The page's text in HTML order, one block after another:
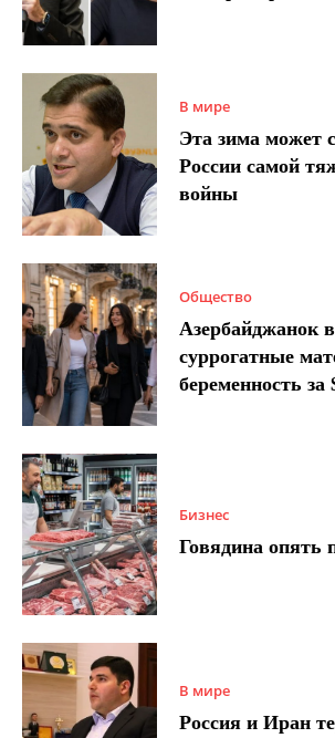
В мире
Эта зима может
России самой
войны
Общество
Азербайджанок
суррогатные
беременность за
Бизнес
Говядина опять
В мире
Россия и Иран